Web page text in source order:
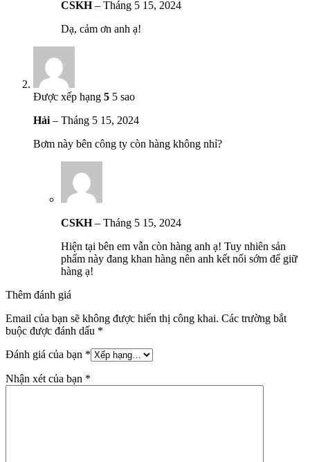
CSKH– Tháng 5 15, 2024
Dạ, cảm ơn anh ạ!
Được xếp hạng 5 5 sao
Hải – Tháng 5 15, 2024
Bơm này bên công ty còn hàng không nhỉ?
CSKH– Tháng 5 15, 2024
Hiện tại bên em vẫn còn hàng anh ạ! Tuy nhiên sản
phẩm này đang khan hàng nên anh kết nối sớm để giữ
hàng ạ!
Thêm đánh giá
Email của bạn sẽ không được hiển thị công khai. Các trường bắt
buộc được đánh dấu *
Đánh giá của bạn *
Nhận xét của bạn *